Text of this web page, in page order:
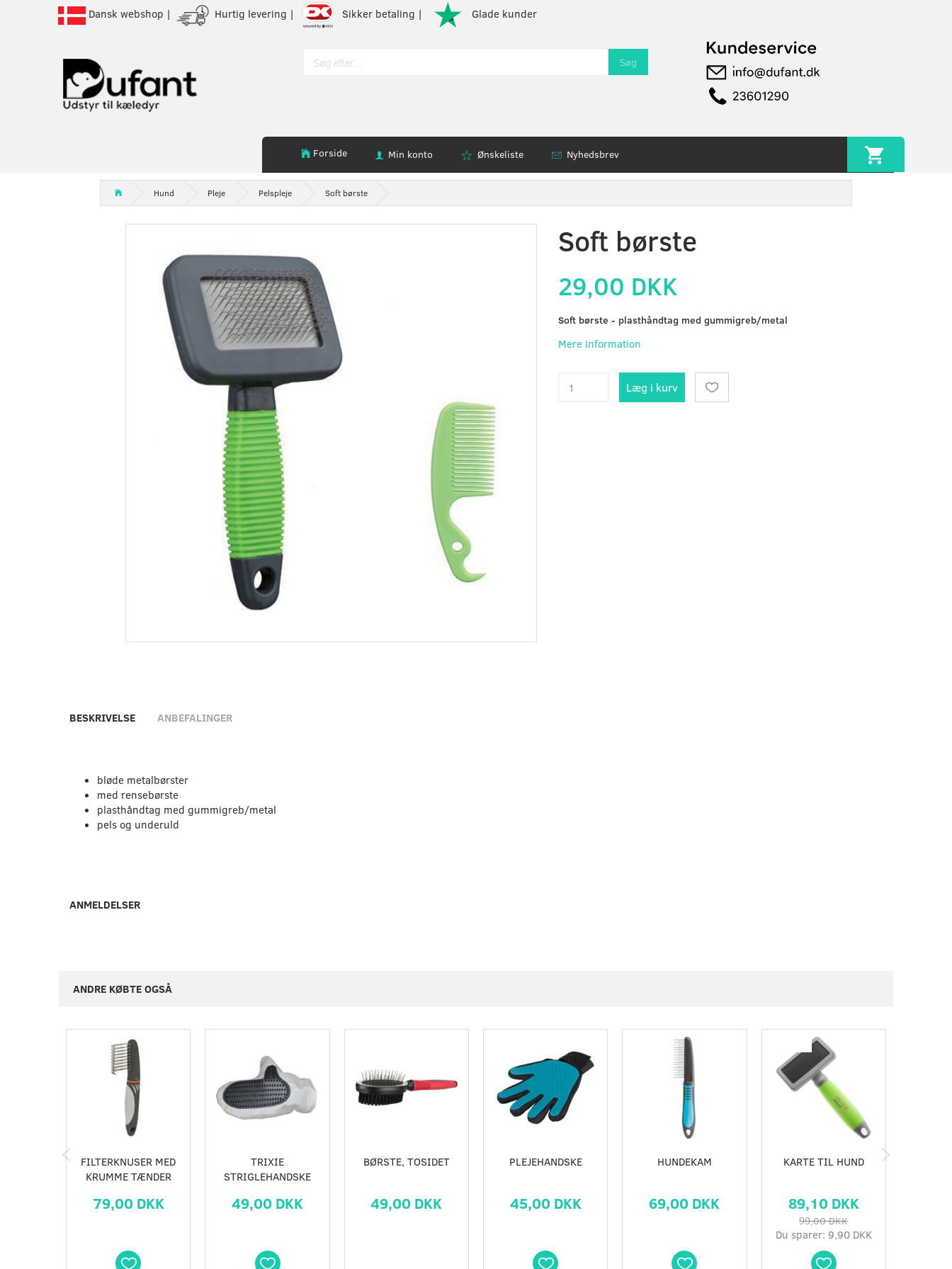
Dansk webshop | Hurtig levering | Sikker betaling | Glade kunder
Søg
Forside Min konto Ønskeliste Nyhedsbrev
Hund Pleje Pelspleje Soft børste
Soft børste
29,00 DKK
Soft børste - plasthåndtag med gummigreb/metal
Mere information
Læg i kurv
BESKRIVELSE ANBEFALINGER
bløde metalbørster
med rensebørste
plasthåndtag med gummigreb/metal
pels og underuld
ANMELDELSER
ANDRE KØBTE OGSÅ
FILTERKNUSER MED
KRUMME TÆNDER
79,00 DKK
TRIXIE
STRIGLEHANDSKE
49,00 DKK
BØRSTE, TOSIDET
49,00 DKK
PLEJEHANDSKE
45,00 DKK
HUNDEKAM
69,00 DKK
KARTE TIL HUND
89,10 DKK
99,00 DKK
Du sparer: 9,90 DKK